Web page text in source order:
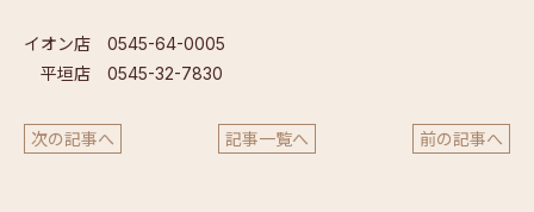
イオン店 0545-64-0005
平垣店 0545-32-7830
次の記事へ 記事一覧へ 前の記事へ